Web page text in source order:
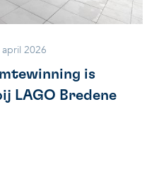
2026
is
LAGO Bredene